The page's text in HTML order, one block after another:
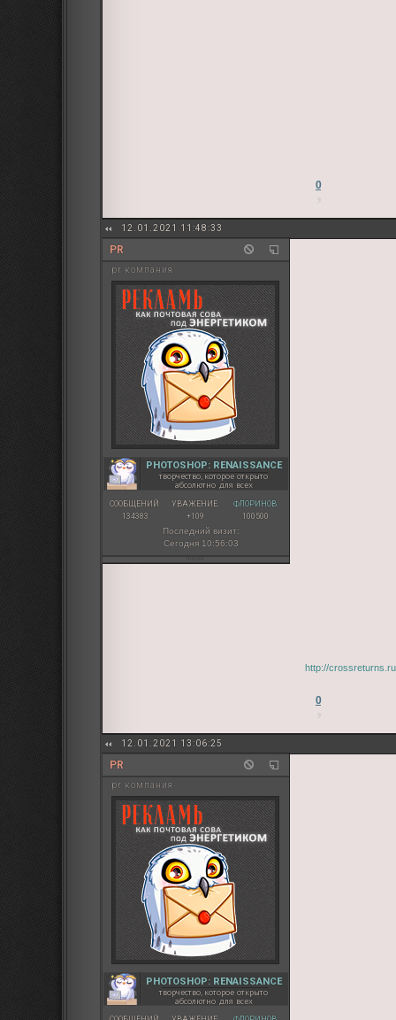
0
12.01.2021 11:48:33
PR
pr компания
PHOTOSHOP: RENAISSANCE
творчество, которое открыто
абсолютно для всех
СООБЩЕНИЙ:
134383
УВАЖЕНИЕ:
+109
ФЛОРИНОВ:
100500
Последний визит:
Сегодня 10:56:03
http://
0
12.01.2021 13:06:25
PR
pr компания
PHOTOSHOP: RENAISSANCE
творчество, которое открыто
абсолютно для всех